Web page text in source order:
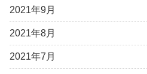
2021年9月
2021年8月
2021年7月